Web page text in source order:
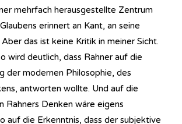
mehrfach herausgestellte Zentrum
erinnert an Kant, an seine
das ist keine Kritik in meiner Sicht.
wird deutlich, dass Rahner auf die
der modernen Philosophie, des
antworten wollte. Und auf die
Rahners Denken wäre eigens
auf die Erkenntnis, dass der subjektive